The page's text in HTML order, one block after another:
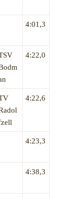
4:01,3
4:22,0
4:22,6
4:23,3
4:38,3